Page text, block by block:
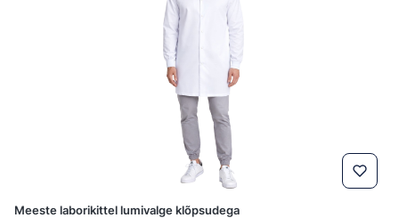
Meeste laborikittel lumivalge klõpsudega